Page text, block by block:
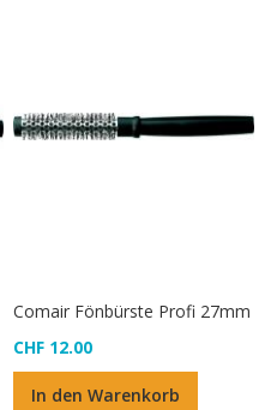
Comair Fönbürste Profi 27mm
CHF 12.00
In den Warenkorb